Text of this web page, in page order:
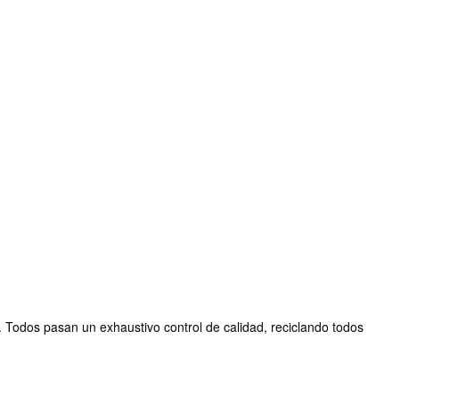
pasan un exhaustivo control de calidad, reciclando todos